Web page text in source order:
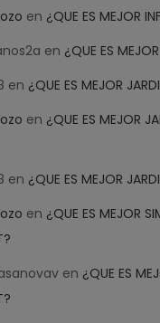
en ¿QUE ES MEJOR
en ¿QUE ES
en ¿QUE ES MEJOR
en ¿QUE ES MEJOR
en ¿QUE ES MEJOR
en ¿QUE ES MEJOR
en ¿QUE ES